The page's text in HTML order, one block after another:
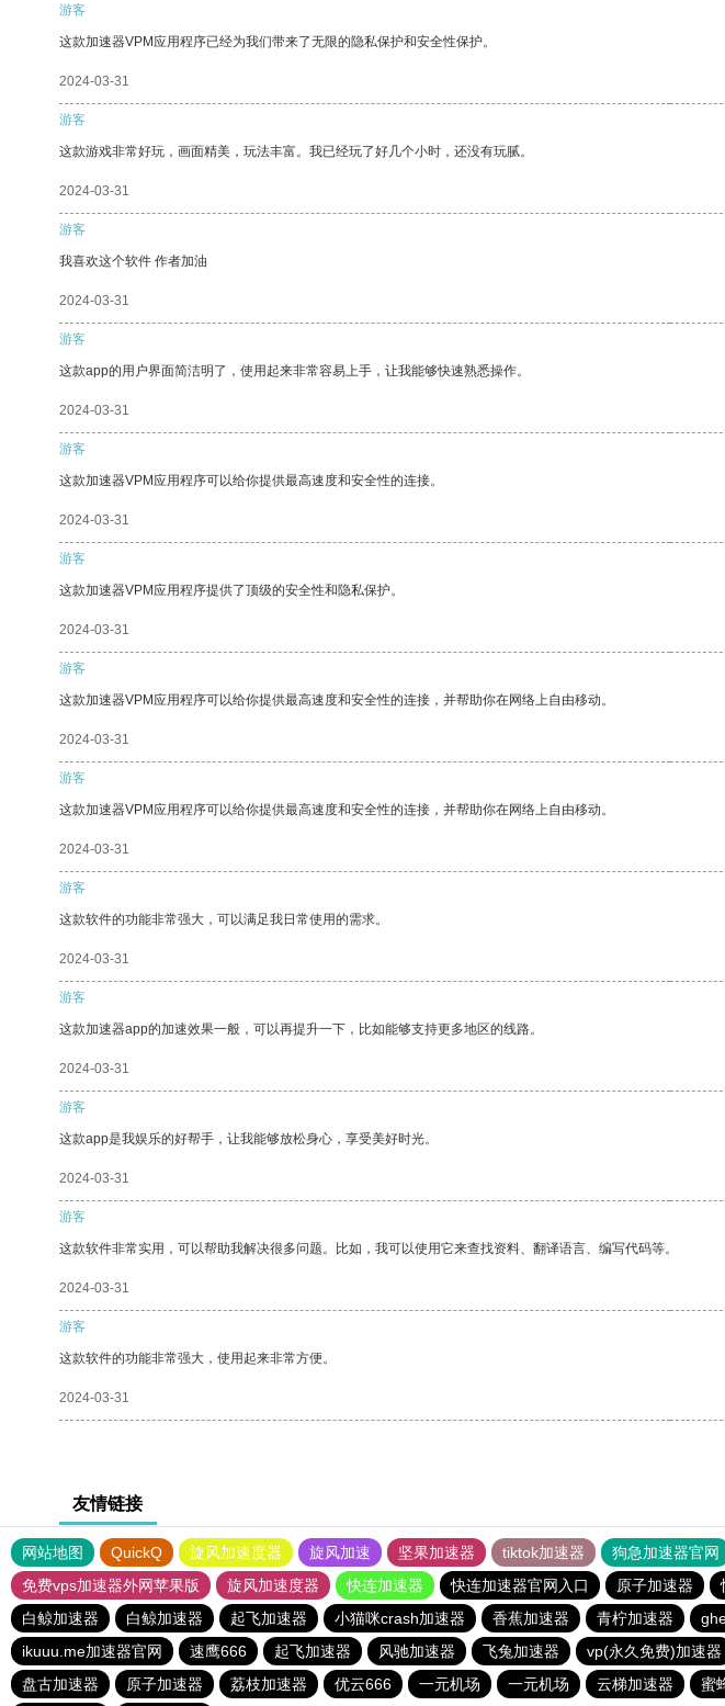
游客
这款加速器VPM应用程序已经为我们带来了无限的隐私保护和安全性保护。
2024-03-31
游客
这款游戏非常好玩，画面精美，玩法丰富。我已经玩了好几个小时，还没有玩腻。
2024-03-31
游客
我喜欢这个软件 作者加油
2024-03-31
游客
这款app的用户界面简洁明了，使用起来非常容易上手，让我能够快速熟悉操作。
2024-03-31
游客
这款加速器VPM应用程序可以给你提供最高速度和安全性的连接。
2024-03-31
游客
这款加速器VPM应用程序提供了顶级的安全性和隐私保护。
2024-03-31
游客
这款加速器VPM应用程序可以给你提供最高速度和安全性的连接，并帮助你在网络上自由移动。
2024-03-31
游客
这款加速器VPM应用程序可以给你提供最高速度和安全性的连接，并帮助你在网络上自由移动。
2024-03-31
游客
这款软件的功能非常强大，可以满足我日常使用的需求。
2024-03-31
游客
这款加速器app的加速效果一般，可以再提升一下，比如能够支持更多地区的线路。
2024-03-31
游客
这款app是我娱乐的好帮手，让我能够放松身心，享受美好时光。
2024-03-31
游客
这款软件非常实用，可以帮助我解决很多问题。比如，我可以使用它来查找资料、翻译语言、编写代码等。
2024-03-31
游客
这款软件的功能非常强大，使用起来非常方便。
2024-03-31
友情链接
网站地图 QuickQ 旋风加速度器 旋风加速 坚果加速器 tiktok加速器 狗急加速器官网
免费vps加速器外网苹果版
旋风加速度器 快连加速器 快连加速器官网入口 原子加速器
白鲸加速器
白鲸加速器 起飞加速器 小猫咪crash加速器 香蕉加速器 青柠加速器
ikuuu.me加速器官网
速鹰666 起飞加速器 风驰加速器 飞兔加速器 vp(永久免费)加速器
盘古加速器
原子加速器 荔枝加速器 优云666 一元机场 一元机场 云梯加速器 蜜